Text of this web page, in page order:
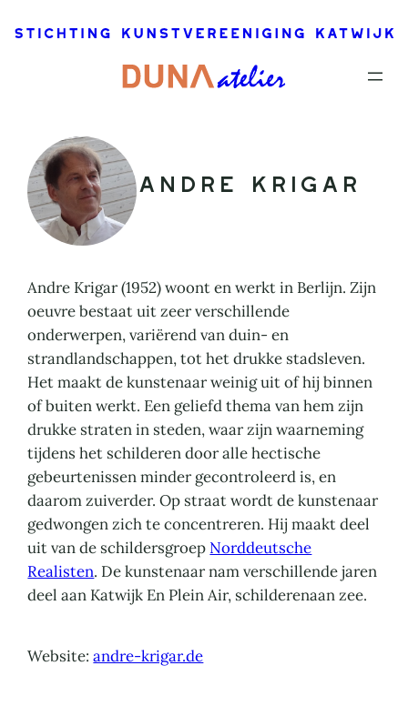
naar
Andre Krigar
Andre Krigar (1952) woont en werkt in Berlijn. Zijn
oeuvre bestaat uit zeer verschillende
onderwerpen, variërend van duin- en
strandlandschappen, tot het drukke stadsleven.
Het maakt de kunstenaar weinig uit of hij binnen
of buiten werkt. Een geliefd thema van hem zijn
drukke straten in steden, waar zijn waarneming
tijdens het schilderen door alle hectische
gebeurtenissen minder gecontroleerd is, en
daarom zuiverder. Op straat wordt de kunstenaar
gedwongen zich te concentreren. Hij maakt deel
uit van de schildersgroep Norddeutsche
Realisten. De kunstenaar nam verschillende jaren
deel aan Katwijk En Plein Air, schilderenaan zee.
Website:andre-krigar.de